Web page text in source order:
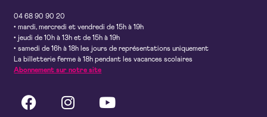
04 68 90 90 20
• mardi, mercredi et vendredi de 15h à 19h
• jeudi de 10h à 13h et de 15h à 19h
• samedi de 16h à 18h les jours de représentations uniquement
La billetterie ferme à 18h pendant les vacances scolaires
Abonnement sur notre site